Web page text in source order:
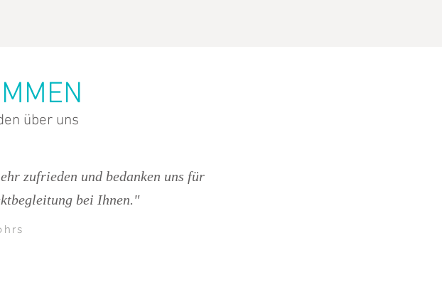
über uns
zufrieden und bedanken uns für
bei Ihnen."